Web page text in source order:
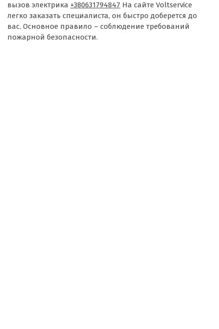
вызов электрика +380631794847 На сайте Voltservice
легко заказать специалиста, он быстро доберется до
вас. Основное правило – соблюдение требований
пожарной безопасности.